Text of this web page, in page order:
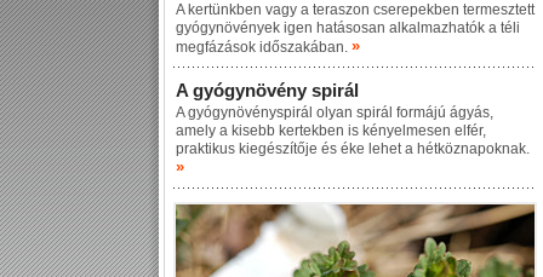
A kertünkben vagy a teraszon cserepekben termesztett
gyógynövények igen hatásosan alkalmazhatók a téli
megfázások időszakában. »
A gyógynövény spirál
A gyógynövényspirál olyan spirál formájú ágyás,
amely a kisebb kertekben is kényelmesen elfér,
praktikus kiegészítője és éke lehet a hétköznapoknak.
»